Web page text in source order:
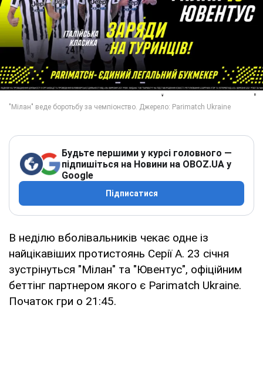
Будьте першими у курсі головного —
підпишіться на Новини на OBOZ.UA у
Google
Підписатися
В неділю вболівальників чекає одне із
найцікавіших протистоянь Серії А. 23 січня
зустрінуться "Мілан" та "Ювентус", офіційним
беттінг партнером якого є Parimatch Ukraine.
Початок гри о 21:45.